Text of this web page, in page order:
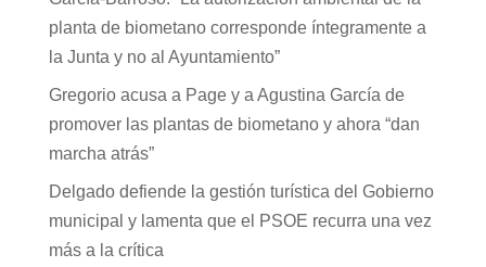
planta de biometano corresponde íntegramente a
la Junta y no al Ayuntamiento”
Gregorio acusa a Page y a Agustina García de
promover las plantas de biometano y ahora “dan
marcha atrás”
Delgado defiende la gestión turística del Gobierno
municipal y lamenta que el PSOE recurra una vez
más a la crítica